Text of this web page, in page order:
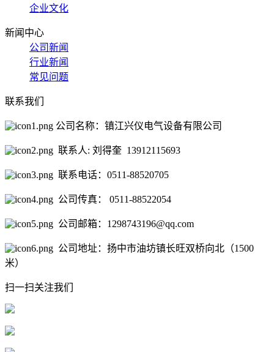
企业文化
新闻中心
公司新闻
行业新闻
常见问题
联系我们
公司名称：镇江兴仪电气设备有限公司
联系人: 刘得奎 13912115693
联系电话：0511-88520705
公司传真： 0511-88522054
公司邮箱：1298743196@qq.com
公司地址：扬中市油坊镇长旺双桥向北（1500
米）
扫一扫关注我们